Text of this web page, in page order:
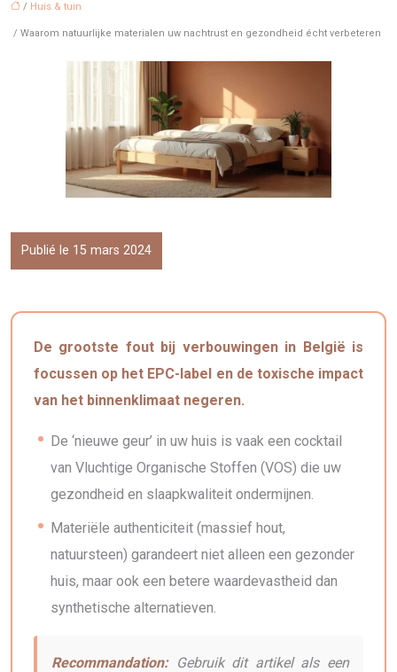
/ Huis & tuin
/ Waarom natuurlijke materialen uw nachtrust en gezondheid écht verbeteren
Publié le 15 mars 2024
De grootste fout bij verbouwingen in België is
focussen op het EPC-label en de toxische impact
van het binnenklimaat negeren.
De ‘nieuwe geur’ in uw huis is vaak een cocktail
van Vluchtige Organische Stoffen (VOS) die uw
gezondheid en slaapkwaliteit ondermijnen.
Materiële authenticiteit (massief hout,
natuursteen) garandeert niet alleen een gezonder
huis, maar ook een betere waardevastheid dan
synthetische alternatieven.
Recommandation:Gebruik dit artikel als een